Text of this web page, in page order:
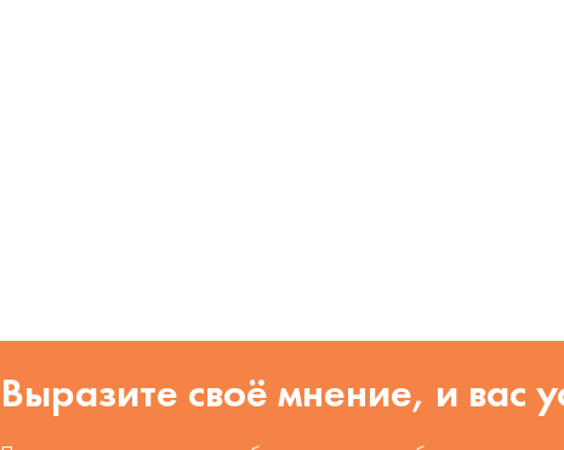
Выразите своё мнение, и вас